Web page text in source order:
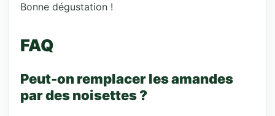
Bonne dégustation !
FAQ
Peut-on remplacer les amandes
par des noisettes ?